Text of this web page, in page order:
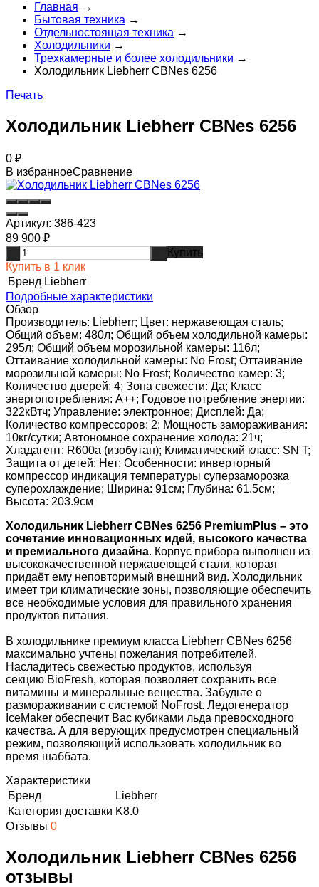
Главная →
Бытовая техника →
Отдельностоящая техника →
Холодильники →
Трехкамерные и более холодильники →
Холодильник Liebherr CBNes 6256
Печать
Холодильник Liebherr CBNes 6256
0 ₽
В избранноеСравнение
Артикул: 386-423
89 900 ₽
Купить
Купить в 1 клик
Бренд Liebherr
Подробные характеристики
Обзор
Производитель: Liebherr; Цвет: нержавеющая сталь;
Общий объем: 480л; Общий объем холодильной камеры:
295л; Общий объем морозильной камеры: 116л;
Оттаивание холодильной камеры: No Frost; Оттаивание
морозильной камеры: No Frost; Количество камер: 3;
Количество дверей: 4; Зона свежести: Да; Класс
энергопотребления: A++; Годовое потребление энергии:
322кВтч; Управление: электронное; Дисплей: Да;
Количество компрессоров: 2; Мощность замораживания:
10кг/сутки; Автономное сохранение холода: 21ч;
Хладагент: R600a (изобутан); Климатический класс: SN T;
Защита от детей: Нет; Особенности: инверторный
компрессор индикация температуры суперзаморозка
суперохлаждение; Ширина: 91см; Глубина: 61.5см;
Высота: 203.9см
Холодильник Liebherr CBNes 6256 PremiumPlus – это
сочетание инновационных идей, высокого качества
и премиального дизайна. Корпус прибора выполнен из
высококачественной нержавеющей стали, которая
придаёт ему неповторимый внешний вид. Холодильник
имеет три климатические зоны, позволяющие обеспечить
все необходимые условия для правильного хранения
продуктов питания.
В холодильнике премиум класса Liebherr CBNes 6256
максимально учтены пожелания потребителей.
Насладитесь свежестью продуктов, используя
секцию BioFresh, которая позволяет сохранить все
витамины и минеральные вещества. Забудьте о
размораживании с системой NoFrost. Ледогенератор
IceMaker обеспечит Вас кубиками льда превосходного
качества. А для верующих предусмотрен специальный
режим, позволяющий использовать холодильник во
время шаббата.
Характеристики
Бренд
Liebherr
Категория доставки K8.0
Отзывы 0
Холодильник Liebherr CBNes 6256
отзывы